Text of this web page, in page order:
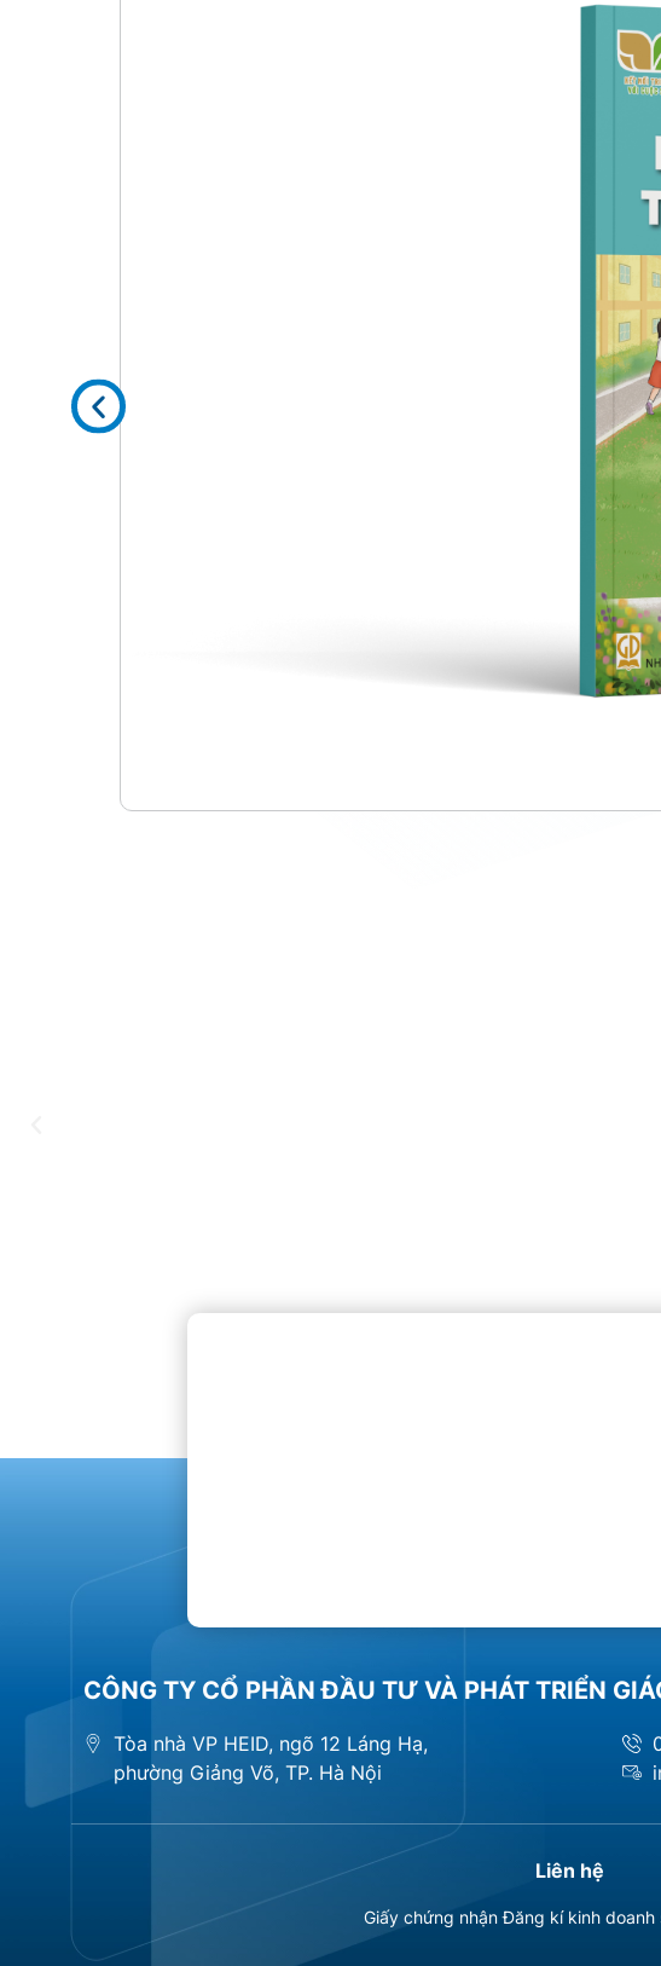
CÔNG TY CỔ PHẦN ĐẦU TƯ VÀ PHÁT TRIỂN
Tòa nhà VP HEID, ngõ 12 Láng Hạ,
phường Giảng Võ, TP. Hà Nội
Liên hệ
Giấy chứng nhận Đăng kí kinh